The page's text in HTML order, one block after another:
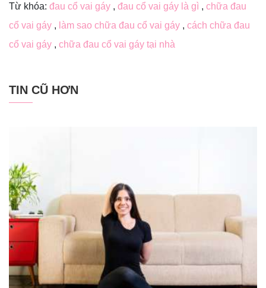
Từ khóa: đau cổ vai gáy , đau cổ vai gáy là gì , chữa đau
cổ vai gáy , làm sao chữa đau cổ vai gáy , cách chữa đau
cổ vai gáy , chữa đau cổ vai gáy tại nhà
TIN CŨ HƠN